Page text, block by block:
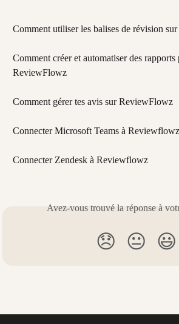
Comment utiliser les balises de révision
Comment créer et automatiser des rapports
ReviewFlowz
Comment gérer tes avis sur ReviewFlowz
Connecter Microsoft Teams à Reviewflowz
Connecter Zendesk à Reviewflowz
Avez-vous trouvé la réponse à
😞 😐 😃